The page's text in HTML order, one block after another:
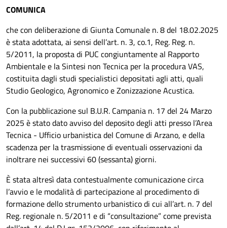
COMUNICA
che con deliberazione di Giunta Comunale n. 8 del 18.02.2025
è stata adottata, ai sensi dell’art. n. 3, co.1, Reg. Reg. n.
5/2011, la proposta di PUC congiuntamente al Rapporto
Ambientale e la Sintesi non Tecnica per la procedura VAS,
costituita dagli studi specialistici depositati agli atti, quali
Studio Geologico, Agronomico e Zonizzazione Acustica.
Con la pubblicazione sul B.U.R. Campania n. 17 del 24 Marzo
2025 è stato dato avviso del deposito degli atti presso l’Area
Tecnica - Ufficio urbanistica del Comune di Arzano, e della
scadenza per la trasmissione di eventuali osservazioni da
inoltrare nei successivi 60 (sessanta) giorni.
È stata altresì data contestualmente comunicazione circa
l’avvio e le modalità di partecipazione al procedimento di
formazione dello strumento urbanistico di cui all’art. n. 7 del
Reg. regionale n. 5/2011 e di “consultazione” come prevista